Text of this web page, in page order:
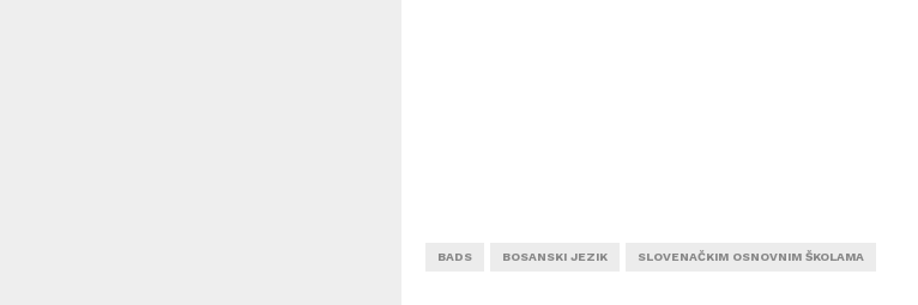
BADS BOSANSKI JEZIK SLOVENAČKIM OSNOVNIM ŠKOLAMA